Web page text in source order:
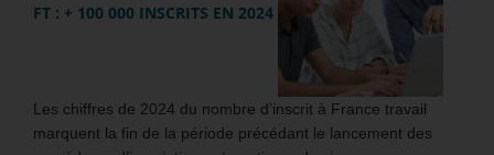
FT : + 100 000 INSCRITS EN 2024
Les chiffres de 2024 du nombre d’inscrit à France travail
marquent la fin de la période précédant le lancement des